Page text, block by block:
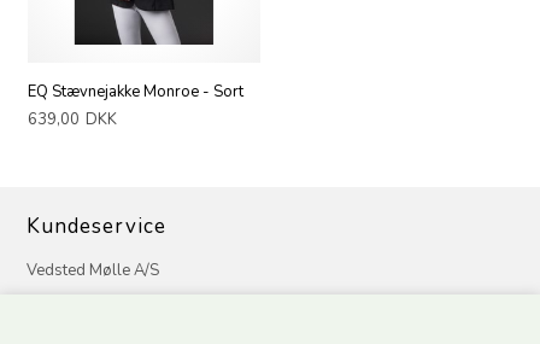
EQ Stævnejakke Monroe - Sort
639,00 DKK
Kundeservice
Vedsted Mølle A/S